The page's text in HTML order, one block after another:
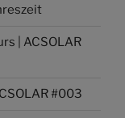
| ACSOLAR
#003